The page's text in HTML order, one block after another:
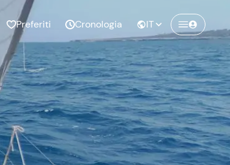
Compleanno
Preferiti Cronologia IT
Crea un account Freedome
Unisciti a una community di avventurieri
come te e colleziona ricordi indimenticabili!